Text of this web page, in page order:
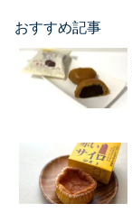
おすすめ記事